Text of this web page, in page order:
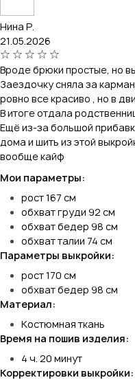
Нина Р.
21.05.2026
Вроде брюки простые, но
Заездочку сняла за
ровно все красиво , но в
В итоге отдала
Ещё из-за большой
дома и шить из этой
вообще кайф
Мои параметры:
рост 167 см
обхват груди 92 см
обхват бедер 98 см
обхват талии 74 см
Параметры выкройки:
рост 170 см
обхват бедер 98 см
Материал:
Костюмная ткань
Время на пошив изделия:
4 ч. 20 минут
Корректировки выкройки: